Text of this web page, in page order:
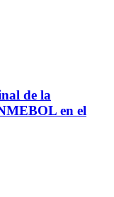
de la
en el